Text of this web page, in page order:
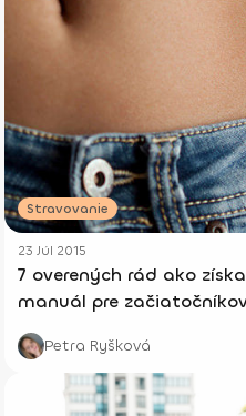
Stravovanie
23 Júl 2015
7 overených rád ako
manuál pre
Petra Ryšková